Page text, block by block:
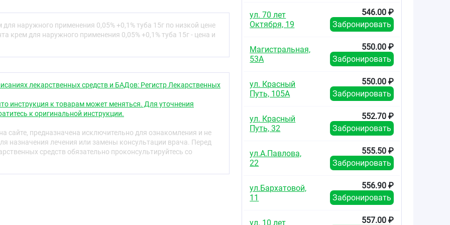
При местном применении суживает сосуды, снимает
воспаления (из эозинофилов и тучных
и 2, гамма-интерферона (из лимфоцитов и макрофагов),
и понижает проницаемость сосудистой
индуцирующей образование белков, в том числе
клеточные эффекты. Липокортин угнетает
высвобождение арахидоновой кислоты и биосинтез
лейкотриенов (способствующих развитию
патологических процессов).
широкого спектра действия группы аминогликозидов.
действие и обеспечивает высокоэффективное местное
бактериальных инфекций кожи. Активен в
бактерий:
наружного применения 0,05% +0,1% туба 15г по низкой цене
крем для наружного применения 0,05% +0,1% туба 15г - цена и
лекарственных средств и БАДов: Регистр Лекарственных
инструкция к товарам может меняться. Для уточнения
к оригинальной инструкции.
сайте, предназначена исключительно для ознакомления и не
назначения лечения или замены консультации врача. Перед
средств обязательно проконсультируйтесь со
ул. 70 лет
Октября, 19
546.00 ₽
Забронировать
Магистральная,
53А
550.00 ₽
Забронировать
ул. Красный
Путь, 105А
550.00 ₽
Забронировать
ул. Красный
Путь, 32
552.70 ₽
Забронировать
ул.А.Павлова,
22
555.50 ₽
Забронировать
ул.Бархатовой,
11
556.90 ₽
Забронировать
ул. 10 лет
557.00 ₽